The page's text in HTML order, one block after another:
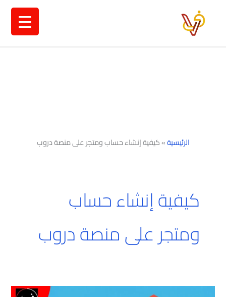
الرئيسية»كيفية إنشاء حساب ومتجر على منصة دروب
كيفية إنشاء حساب
ومتجر على منصة دروب